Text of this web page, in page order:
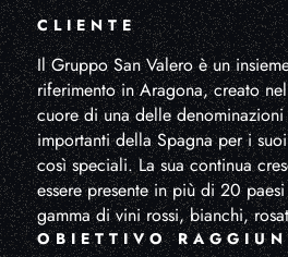
CLIENTE
Il Gruppo San Valero è un
riferimento in Aragona, creato
cuore di una delle
importanti della Spagna per i
così speciali. La sua continua
essere presente in più di 20
gamma di vini rossi, bianchi,
OBIETTIVO